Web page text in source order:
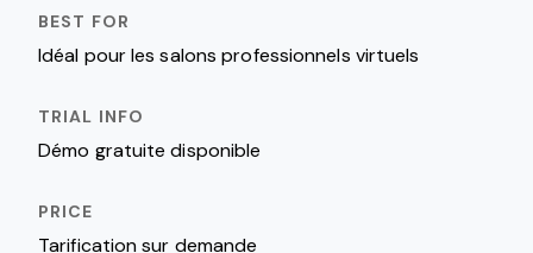
Idéal pour les salons professionnels virtuels
Démo gratuite disponible
Tarification sur demande